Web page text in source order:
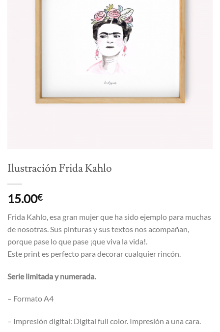
Ilustración Frida Kahlo
15.00€
Frida Kahlo, esa gran mujer que ha sido ejemplo para muchas
de nosotras. Sus pinturas y sus textos nos acompañan,
porque pase lo que pase ¡que viva la vida!.
Este print es perfecto para decorar cualquier rincón.
Serie limitada y numerada.
– Formato A4
– Impresión digital: Digital full color. Impresión a una cara.